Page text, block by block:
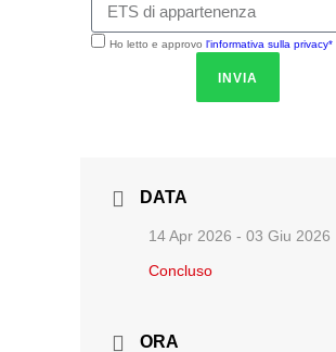
Ho letto e approvo l'informativa sulla privacy*
INVIA
DATA
14 Apr 2026 - 03 Giu 2026
Concluso
ORA